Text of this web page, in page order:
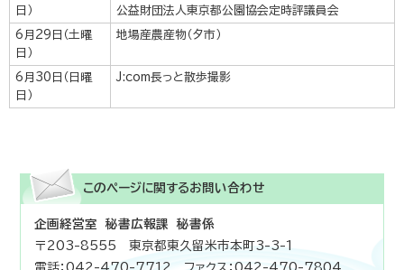
日）
公益財団法人東京都公園協会定時評議員会
6月29日（土曜
日）
地場産農産物（夕市）
6月30日（日曜
日）
J:com長っと散歩撮影
このページに関するお問い合わせ
企画経営室 秘書広報課 秘書係
〒203-8555 東京都東久留米市本町3-3-1
電話：042-470-7712 ファクス：042-470-7804